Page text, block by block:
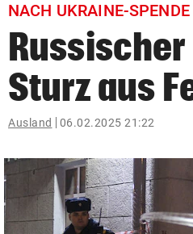
bookmark
search
Suchbegriff
eingeben
© Krone Multimedia GmbH & Co
Muthgasse 2, 1190 Wien
NACH UKRAINE-SPENDE
Sturz aus
Ausland 06.02.2025 21:22